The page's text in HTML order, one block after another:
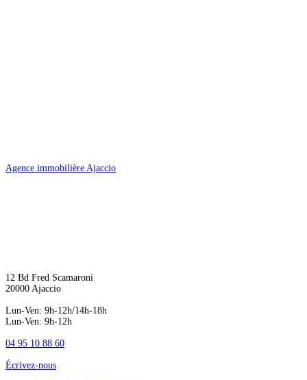
Agence immobilière Ajaccio
12 Bd Fred Scamaroni
20000 Ajaccio
Lun-Ven: 9h-12h/14h-18h
Lun-Ven: 9h-12h
04 95 10 88 60
Écrivez-nous